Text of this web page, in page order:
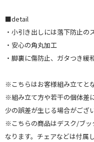
■detail
・小引き出しには落下防止の
・安心の角丸加工
・脚裏に傷防止、ガタつき緩
※こちらはお客様組み立てとな
※組み立て方や若干の個体差
少の誤差が生じる場合がござ
※こちらの商品はデスク/ブ
なります。チェアなどは付属